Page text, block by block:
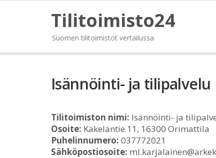
Tilitoimisto24
Suomen tilitoimistot vertailussa
Isännöinti- ja tilipalvelu
Tilitoimiston nimi: Isännöinti- ja
Osoite: Käkeläntie 11, 16300 Orimattila
Puhelinnumero: 037772021
Sähköpostiosoite: